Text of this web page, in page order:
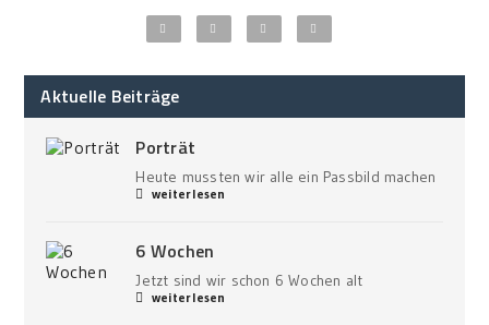
Aktuelle Beiträge
Porträt
Heute mussten wir alle ein Passbild machen
weiterlesen
6 Wochen
Jetzt sind wir schon 6 Wochen alt
weiterlesen